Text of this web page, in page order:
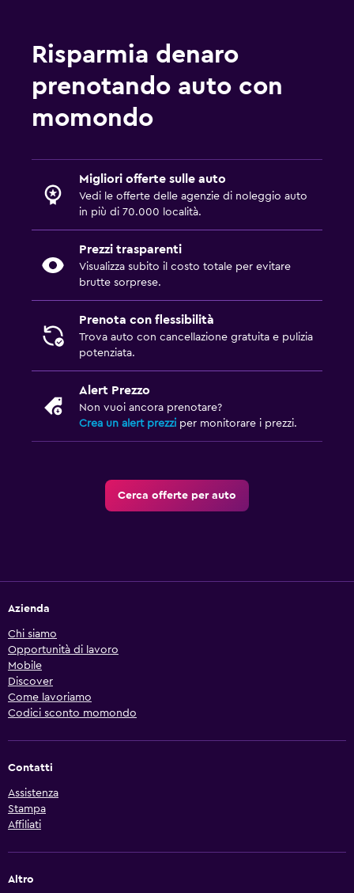
Risparmia denaro
prenotando auto con
momondo
Migliori offerte sulle auto
Vedi le offerte delle agenzie di noleggio auto
in più di 70.000 località.
Prezzi trasparenti
Visualizza subito il costo totale per evitare
brutte sorprese.
Prenota con flessibilità
Trova auto con cancellazione gratuita e pulizia
potenziata.
Alert Prezzo
Non vuoi ancora prenotare?
Crea un alert prezzi per monitorare i prezzi.
Cerca offerte per auto
Azienda
Chi siamo
Opportunità di lavoro
Mobile
Discover
Come lavoriamo
Codici sconto momondo
Contatti
Assistenza
Stampa
Affiliati
Altro